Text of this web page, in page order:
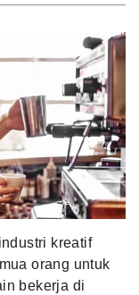
kreatif
orang untuk
bekerja di